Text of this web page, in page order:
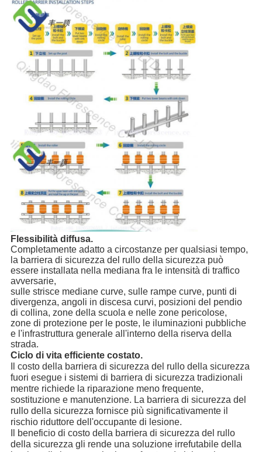
Flessibilità diffusa.
Completamente adatto a circostanze per qualsiasi tempo,
la barriera di sicurezza del rullo della sicurezza può
essere installata nella mediana fra le intensità di traffico
avversarie,
sulle strisce mediane curve, sulle rampe curve, punti di
divergenza, angoli in discesa curvi, posizioni del pendio
di collina, zone della scuola e nelle zone pericolose,
zone di protezione per le poste, le iluminazioni pubbliche
e l'infrastruttura generale all'interno della riserva della
strada.
Ciclo di vita efficiente costato.
Il costo della barriera di sicurezza del rullo della sicurezza
fuori esegue i sistemi di barriera di sicurezza tradizionali
mentre richiede la riparazione meno frequente,
sostituzione e manutenzione. La barriera di sicurezza del
rullo della sicurezza fornisce più significativamente il
rischio riduttore dell'occupante di lesione.
Il beneficio di costo della barriera di sicurezza del rullo
della sicurezza gli rende una soluzione irrefutabile della